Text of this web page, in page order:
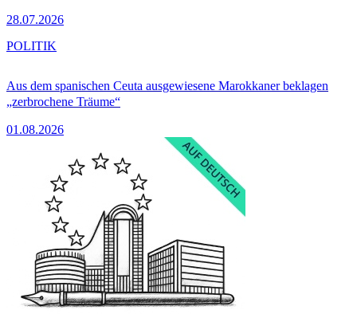
28.07.2026
Aus dem spanischen Ceuta ausgewiesene Marokkaner beklagen
„zerbrochene Träume“
01.08.2026
POLITIK